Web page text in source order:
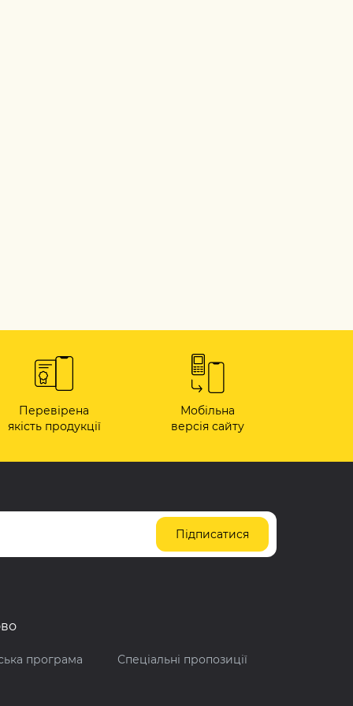
Перевірена
якість продукції
Мобільна
версія сайту
Підписатися
програма Спеціальні пропозиції